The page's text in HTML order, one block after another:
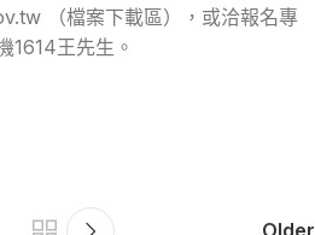
（檔案下載區），或洽報名專
王先生。